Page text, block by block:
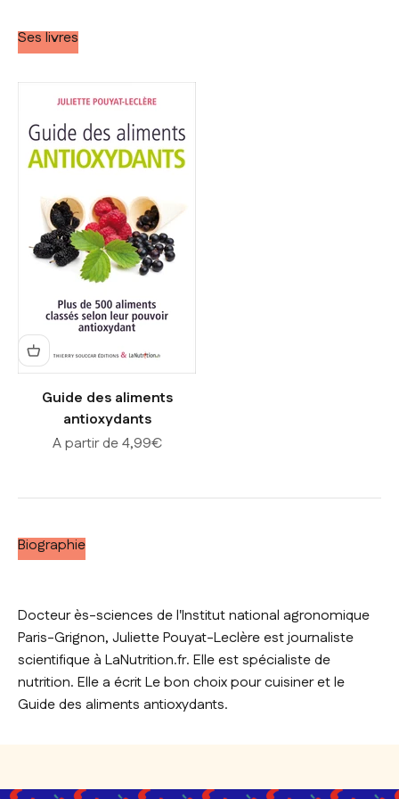
Ses livres
Guide des aliments
antioxydants
Prix de vente
A partir de 4,99€
Biographie
Docteur ès-sciences de l'Institut national agronomique
Paris-Grignon, Juliette Pouyat-Leclère est journaliste
scientifique à LaNutrition.fr. Elle est spécialiste de
nutrition. Elle a écrit Le bon choix pour cuisiner et le
Guide des aliments antioxydants.